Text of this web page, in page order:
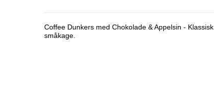
Coffee Dunkers med Chokolade & Appelsin - Klassisk
småkage.